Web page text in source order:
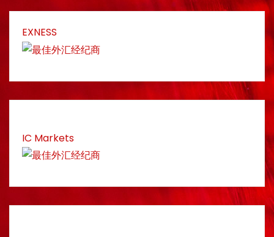
EXNESS
IC Markets